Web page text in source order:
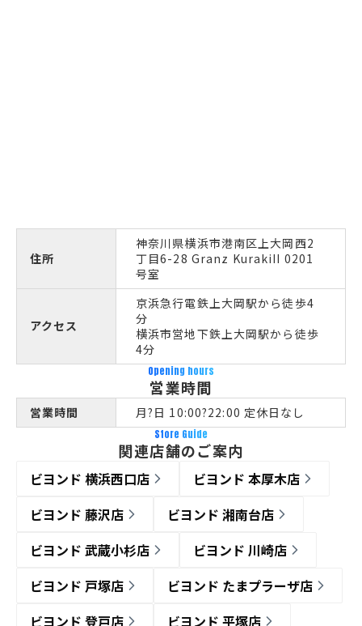
住所
神奈川県横浜市港南区上大岡西2
丁目6-28 Granz KurakiII 0201
号室
アクセス
京浜急行電鉄上大岡駅から徒歩4
分
横浜市営地下鉄上大岡駅から徒歩
4分
Opening hours
営業時間
営業時間 月?日 10:00?22:00 定休日なし
Store Guide
関連店舗のご案内
ビヨンド 横浜西口店
ビヨンド 本厚木店
ビヨンド 藤沢店
ビヨンド 湘南台店
ビヨンド 武蔵小杉店
ビヨンド 川崎店
ビヨンド 戸塚店
ビヨンド たまプラーザ店
ビヨンド 登戸店
ビヨンド 平塚店